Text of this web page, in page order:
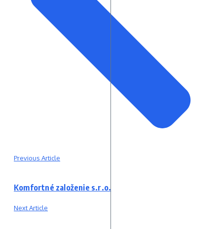
Previous Article
Komfortné založenie s.r.o.
Next Article